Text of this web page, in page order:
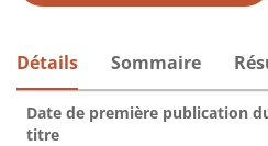
Détails Sommaire
Date de première publication
titre